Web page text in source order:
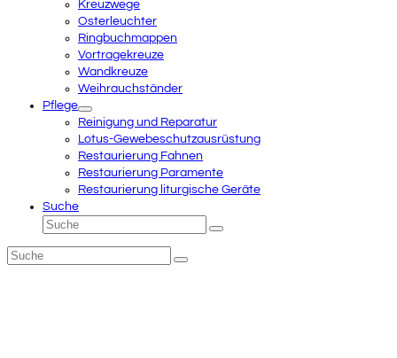
Kreuzwege
Osterleuchter
Ringbuchmappen
Vortragekreuze
Wandkreuze
Weihrauchständer
Pflege
Reinigung und Reparatur
Lotus-Gewebeschutzausrüstung
Restaurierung Fahnen
Restaurierung Paramente
Restaurierung liturgische Geräte
Suche
Suche
Senden
Suche
Senden